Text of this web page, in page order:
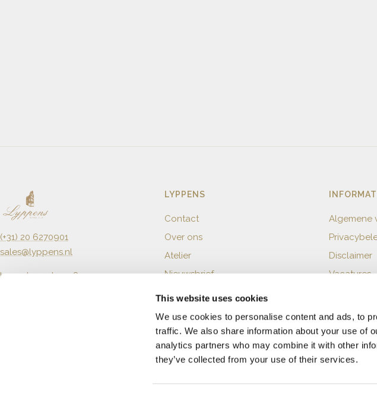
This website uses cookies
We use cookies to personalise content and ads, to
traffic. We also share information about your use of
analytics partners who may combine it with other
they’ve collected from your use of their services.
(+31) 20 6270901
sales@lyppens.nl
Langebrugsteeg 8
LYPPENS
Contact
Over ons
Atelier
Nieuwsbrief
Algemene
Disclaimer
Vacatures